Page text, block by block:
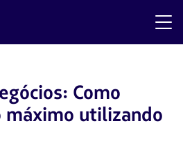
Como
máximo utilizando